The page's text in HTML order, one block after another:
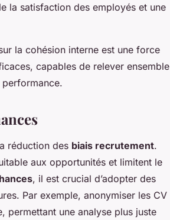
la satisfaction des employés et une
la cohésion interne est une force
capables de relever ensemble
réduction des biais recrutement.
aux opportunités et limitent le
, il est crucial d’adopter des
Par exemple, anonymiser les CV
permettant une analyse plus juste